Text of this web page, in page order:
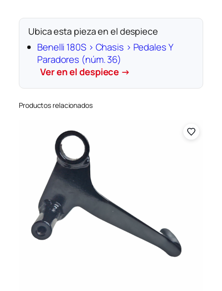
Ubica esta pieza en el despiece
Benelli 180S › Chasis › Pedales Y
Paradores (núm. 36)
Ver en el despiece →
Productos relacionados